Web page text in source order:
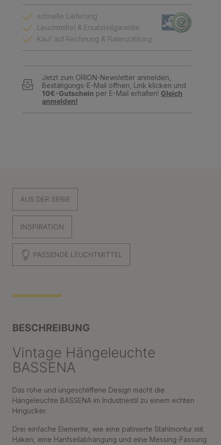
schnelle Lieferung
Leuchtmittel & Ersatzteilgarantie
Kauf auf Rechnung & Ratenzahlung
Jetzt zum ORION-Newsletter anmelden,
Bestätigungs-E-Mail öffnen, Link klicken und
10€-Gutschein per E-Mail erhalten! Gleich
anmelden!
AUS DER SERIE
INSPIRATION
PASSENDE LEUCHTMITTEL
BESCHREIBUNG
Vintage Hängeleuchte
BASSENA
Das rohe und ungeschliffene Design macht die
Hängeleuchte BASSENA im Industriestil zu einem echten
Hingucker.
Drei einfache Elemente, wie eine patinierte Stahlmontur mit
Haken, eine Hanfseilabhängung und eine Messing-Fassung